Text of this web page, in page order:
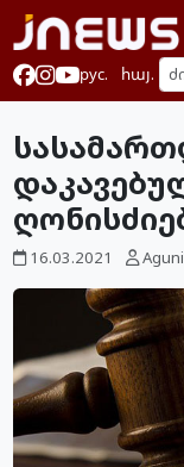
рус. հայ.
16.03.2021